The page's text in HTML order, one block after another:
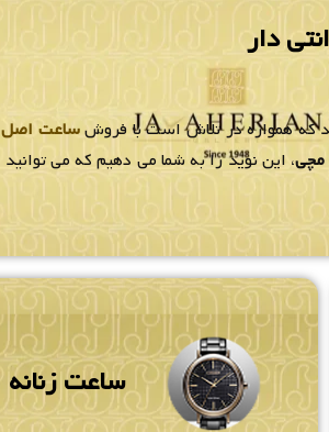
دار
که همواره در تلاش است با فروشساعت اصل
، این نوید را به شما می دهیم که می
ساعت زنانه